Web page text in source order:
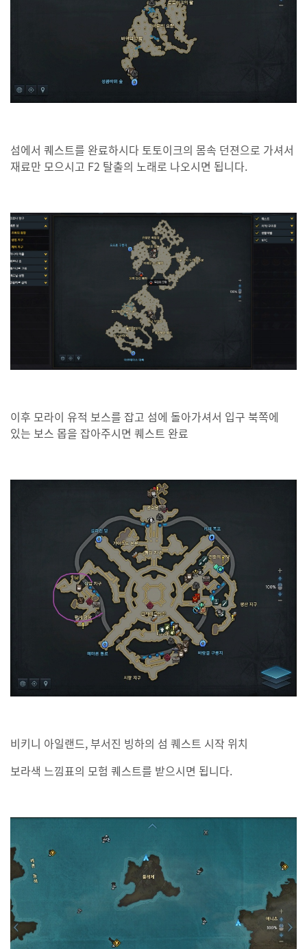
섬에서 퀘스트를 완료하시다 토토이크의 몸속 던젼으로 가셔서
재료만 모으시고 F2 탈출의 노래로 나오시면 됩니다.
이후 모라이 유적 보스를 잡고 섬에 돌아가셔서 입구 북쪽에
있는 보스 몹을 잡아주시면 퀘스트 완료
비키니 아일랜드, 부서진 빙하의 섬 퀘스트 시작 위치
보라색 느낌표의 모험 퀘스트를 받으시면 됩니다.